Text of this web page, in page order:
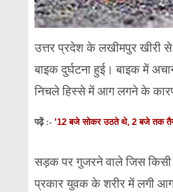
उत्तर प्रदेश के लखीमपुर खीरी
बाइक दुर्घटना हुई। बाइक में
निचले हिस्से में आग लगने के
पढ़ें :- '12 बजे सोकर उठते थे, 2 बजे तक
सड़क पर गुजरने वाले जिस किसी
प्रकार युवक के शरीर में लगी आग